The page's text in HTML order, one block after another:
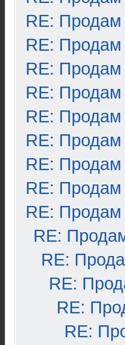
RE:
RE:
RE:
RE:
RE:
RE:
RE:
RE:
RE:
RE:
RE:
RE:
RE:
RE: